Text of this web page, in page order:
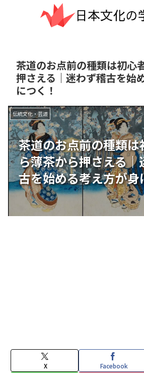
茶道のお点前の種類は初心
押さえる｜迷わず稽古を始
につく！
茶道のお点前の種類は
ら薄茶から押さえる｜
古を始める考え方が身
伝統文化・芸道
X Facebook